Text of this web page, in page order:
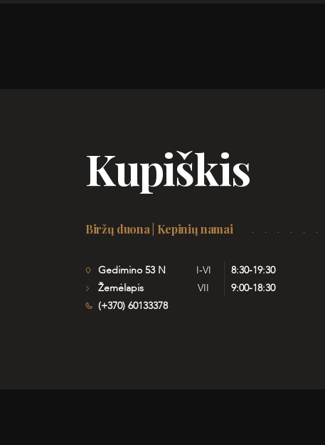
Kupiškis
Biržų duona | Kepinių namai
Gedimino 53 N
Žemėlapis
(+370) 60133378
I-VI
8:30-19:30
VII
9:00-18:30